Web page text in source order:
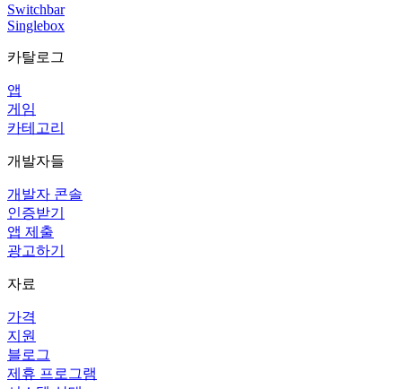
Switchbar
Singlebox
카탈로그
앱
게임
카테고리
개발자들
개발자 콘솔
인증받기
앱 제출
광고하기
자료
가격
지원
블로그
제휴 프로그램